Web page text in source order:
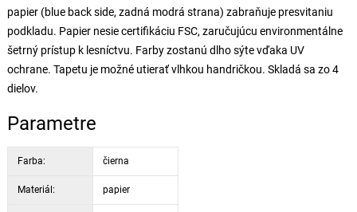
papier (blue back side, zadná modrá strana) zabraňuje presvitaniu
podkladu. Papier nesie certifikáciu FSC, zaručujúcu environmentálne
šetrný prístup k lesníctvu. Farby zostanú dlho sýte vďaka UV
ochrane. Tapetu je možné utierať vlhkou handričkou. Skladá sa zo 4
dielov.
Parametre
Farba: čierna
Materiál: papier